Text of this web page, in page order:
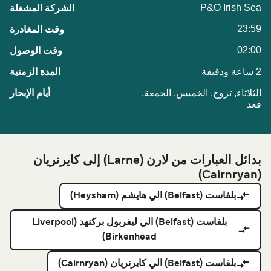
P&O Irish Sea
23:59
02:00
2 ساعة ودقيقة
الثلاثاء, تزوج, الخميس, الجمعة,
قعد
بدائل العبارات من لارن (Larne) إلى كايرنريان
(Cairnryan)
بلفاست (Belfast) الي هايشم (Heysham)
بلفاست (Belfast) الي ليفربول برکنهد (Liverpool
Birkenhead)
بلفاست (Belfast) الي كايرنريان (Cairnryan)